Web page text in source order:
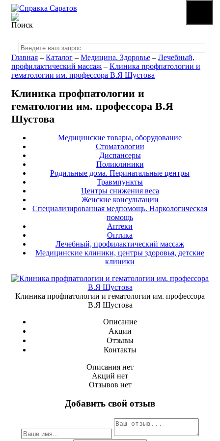
Главная – Каталог – Медицина. Здоровье – Лечебный,
профилактический массаж – Клиника профпатологии и
гематологии им. профессора В.Я Шустова
Клиника профпатологии и
гематологии им. профессора В.Я
Шустова
Медицинские товары, оборудование
Стоматологии
Диспансеры
Поликлиники
Родильные дома. Перинатальные центры
Травмпункты
Центры снижения веса
Женские консультации
Специализированная медпомощь. Наркологическая
помощь
Аптеки
Оптика
Лечебный, профилактический массаж
Медицинские клиники, центры здоровья, детские
клиники
Клиника профпатологии и гематологии им. профессора
В.Я Шустова
Описание
Акции
Отзывы
Контакты
Описания нет
Акций нет
Отзывов нет
Добавить свой отзыв